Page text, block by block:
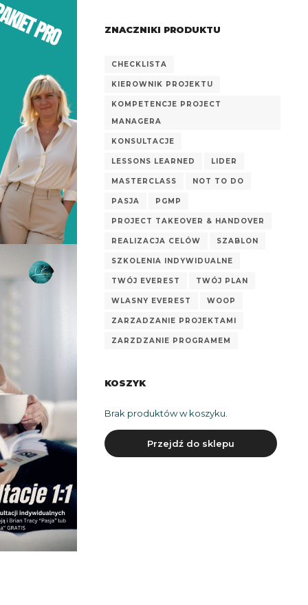
ZNACZNIKI PRODUKTU
CHECKLISTA
KIEROWNIK PROJEKTU
KOMPETENCJE PROJECT
MANAGERA
KONSULTACJE
LESSONS LEARNED LIDER
MASTERCLASS NOT TO DO
PASJA PGMP
PROJECT TAKEOVER & HANDOVER
REALIZACJA CELÓW SZABLON
SZKOLENIA INDYWIDUALNE
TWÓJ EVEREST TWÓJ PLAN
WLASNY EVEREST WOOP
ZARZADZANIE PROJEKTAMI
ZARZDZANIE PROGRAMEM
KOSZYK
Brak produktów w koszyku.
Przejdź do sklepu